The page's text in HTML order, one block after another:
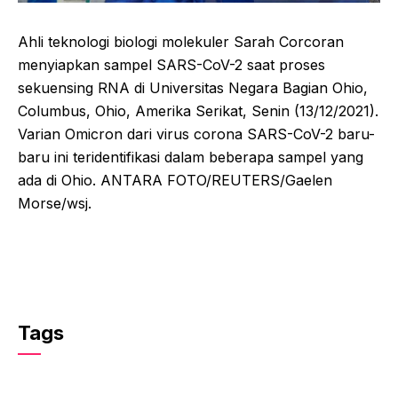
Ahli teknologi biologi molekuler Sarah Corcoran
menyiapkan sampel SARS-CoV-2 saat proses
sekuensing RNA di Universitas Negara Bagian Ohio,
Columbus, Ohio, Amerika Serikat, Senin (13/12/2021).
Varian Omicron dari virus corona SARS-CoV-2 baru-
baru ini teridentifikasi dalam beberapa sampel yang
ada di Ohio. ANTARA FOTO/REUTERS/Gaelen
Morse/wsj.
Tags